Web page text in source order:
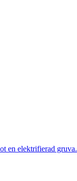
en elektrifierad gruva.